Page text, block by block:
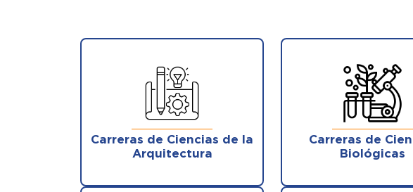
Carreras de Ciencias de la
Arquitectura
Carreras de
Biológicas